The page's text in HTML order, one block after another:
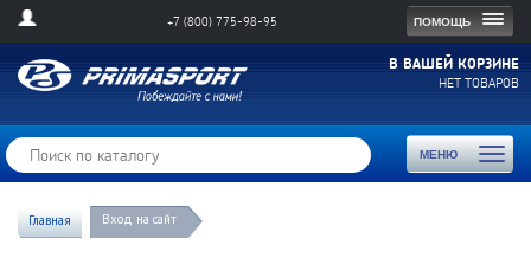
ПОМОЩЬ
+7 (800) 775-98-95
В ВАШЕЙ КОРЗИНЕ
НЕТ ТОВАРОВ
МЕНЮ
Toggle
Главная Вход на сайт